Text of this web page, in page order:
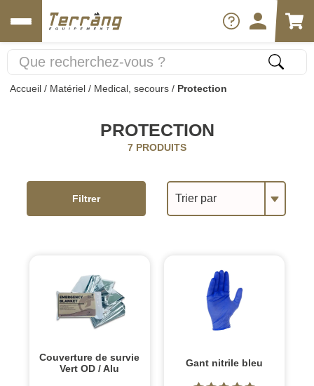
Accueil / Matériel / Medical, secours / Protection
PROTECTION
7 PRODUITS
Trier par
Filtrer
Couverture de survie
Vert OD / Alu
Gant nitrile bleu